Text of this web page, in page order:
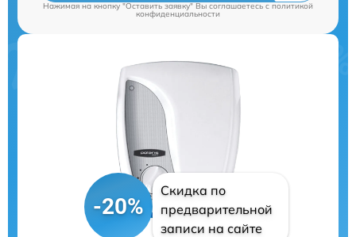
Нажимая на кнопку "Оставить заявку" Вы соглашаетесь cполитикой
конфиденциальности
-20%
Скидка по
предварительной
записи на сайте